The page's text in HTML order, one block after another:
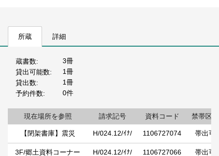
所蔵 詳細
蔵書数
3冊
貸出可能数
1冊
貸出数
1冊
予約件数
0件
現在場所を参照 請求記号 資料コード 禁帯区分
【閉架書庫】震災 H/024.12/ｲﾅ/ 1106727074 帯出可
3F/郷土資料コーナー H/024.12/ｲﾅ/ 1106727066 帯出可